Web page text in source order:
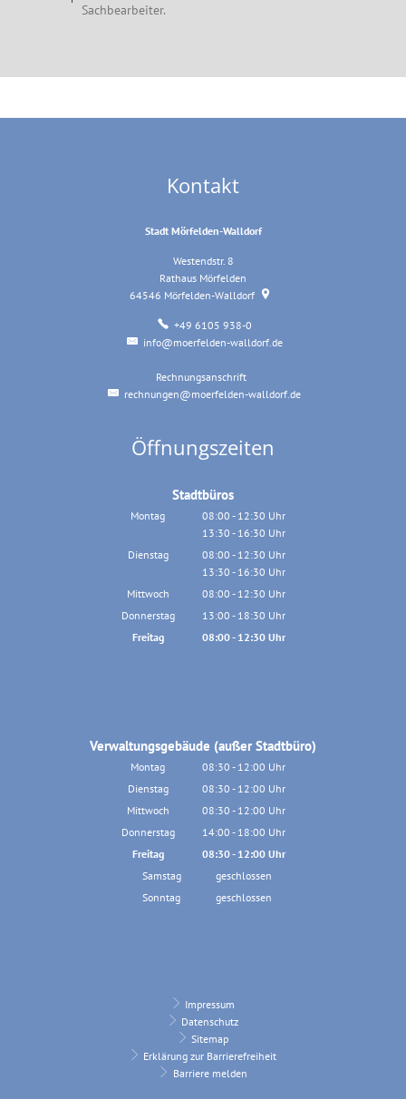
Sachbearbeiter.
Kontakt
Stadt Mörfelden-Walldorf
Westendstr. 8
Rathaus Mörfelden
64546 Mörfelden-Walldorf
+49 6105 938-0
info@moerfelden-walldorf.de
Rechnungsanschrift
rechnungen@moerfelden-walldorf.de
Öffnungszeiten
Stadtbüros
Montag 08:00 - 12:30 Uhr
Von 08:00 bis 12:30 Uhr
13:30 - 16:30 Uhr
Von 13:30 bis 16:30 Uhr
Dienstag 08:00 - 12:30 Uhr
Von 08:00 bis 12:30 Uhr
13:30 - 16:30 Uhr
Von 13:30 bis 16:30 Uhr
Mittwoch 08:00 - 12:30 Uhr
Von 08:00 bis 12:30 Uhr
Donnerstag 13:00 - 18:30 Uhr
Von 13:00 bis 18:30 Uhr
Freitag 08:00- 12:30 Uhr
Verwaltungsgebäude (außer Stadtbüro)
Montag 08:30 - 12:00 Uhr
Von 08:30 bis 12:00 Uhr
Dienstag 08:30 - 12:00 Uhr
Von 08:30 bis 12:00 Uhr
Mittwoch 08:30 - 12:00 Uhr
Von 08:30 bis 12:00 Uhr
Donnerstag 14:00 - 18:00 Uhr
Von 14:00 bis 18:00 Uhr
Freitag 08:30- 12:00 Uhr
Von 08:30 bis 12:00 Uhr
Samstag
geschlossen
Sonntag
geschlossen
Impressum
Datenschutz
Sitemap
Erklärung zur Barrierefreiheit
Barriere melden